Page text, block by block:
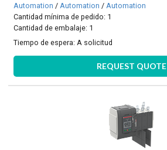
Automation / Automation / Automation
Cantidad mínima de pedido: 1
Cantidad de embalaje: 1
Tiempo de espera:A solicitud
REQUEST QUOTE